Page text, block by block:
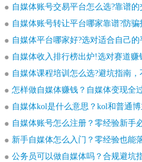
自媒体账号交易平台怎么选?靠谱的
自媒体账号转让平台哪家靠谱?防骗
自媒体平台哪家好?选对适合自己的
自媒体收入排行榜出炉!选对赛道赚
自媒体课程培训怎么选?避坑指南
怎样做自媒体赚钱？自媒体变现全
自媒体kol是什么意思？kol和普通博
自媒体账号怎么注册？零经验新手
新手自媒体怎么入门？零经验也能
公务员可以做自媒体吗？合规避坑